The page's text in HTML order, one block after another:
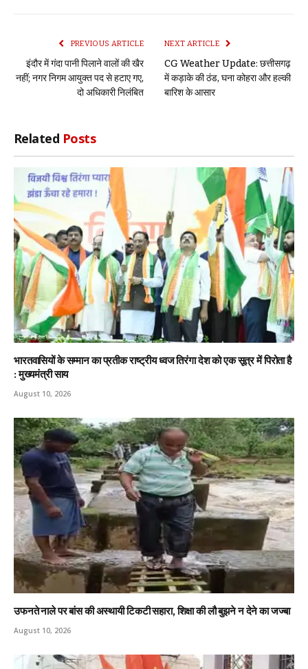
PREVIOUS ARTICLE
इंदौर में गंदा पानी पिलाने वालों की खैर
नहीं; नगर निगम आयुक्त पद से हटाए गए,
दो अधिकारी निलंबित
NEXT ARTICLE
CG Weather Update: छत्तीसगढ़
में कड़ाके की ठंड, घना कोहरा और हल्की
बारिश के आसार
Related Posts
भारतवासियों के सम्मान का प्रतीक राष्ट्रीय ध्वज तिरंगा देश को एक सूत्र में पिरोता है
: मुख्यमंत्री साय
August 10, 2026
उफनते नाले पर बांस की अस्थायी टिकटी सहारा, शिक्षा की लौ बुझने न देने का जज्बा
August 10, 2026